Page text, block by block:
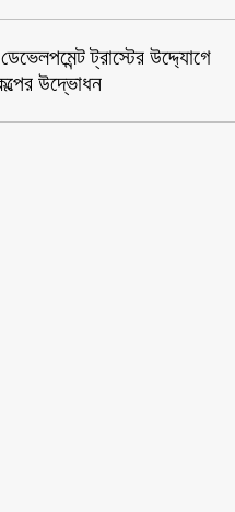
ট্রাস্টের উদ্দ্যোগে
উদ্ভোধন